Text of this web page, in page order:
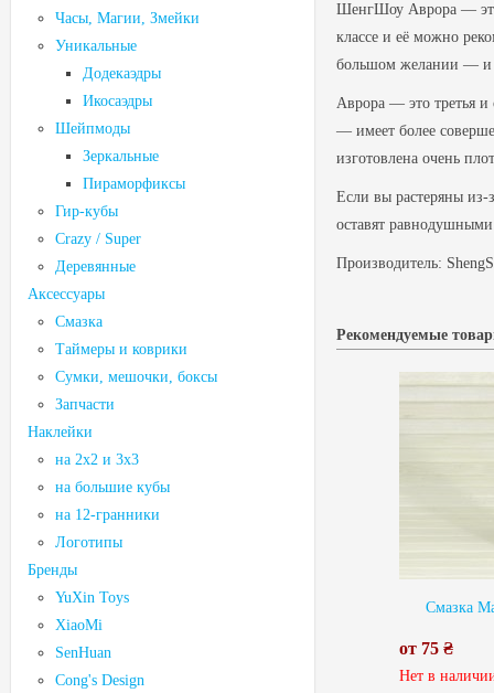
Часы, Магии, Змейки
Уникальные
Додекаэдры
Икосаэдры
Шейпмоды
Зеркальные
Пираморфиксы
Гир-кубы
Crazy / Super
Деревянные
Аксессуары
Смазка
Таймеры и коврики
Сумки, мешочки, боксы
Запчасти
Наклейки
на 2х2 и 3х3
на большие кубы
на 12-гранники
Логотипы
Бренды
YuXin Toys
XiaoMi
SenHuan
Cong's Design
ШенгШоу Аврора —
классе и её можно
большом желании — и
Аврора — это третья и
— имеет более
изготовлена ​​очень
Если вы растеряны из-
оставят равнодушными
Производитель:
Рекомендуемые
Смазка
от 75 ₴
Нет в